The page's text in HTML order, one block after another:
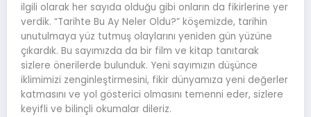
ilgili olarak her sayıda olduğu gibi onların da fikirlerine yer
verdik. “Tarihte Bu Ay Neler Oldu?” köşemizde, tarihin
unutulmaya yüz tutmuş olaylarını yeniden gün yüzüne
çıkardık. Bu sayımızda da bir film ve kitap tanıtarak
sizlere önerilerde bulunduk. Yeni sayımızın düşünce
iklimimizi zenginleştirmesini, fikir dünyamıza yeni değerler
katmasını ve yol gösterici olmasını temenni eder, sizlere
keyifli ve bilinçli okumalar dileriz.